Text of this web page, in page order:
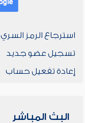
استرجاع الرمز السري
تسجيل عضو جديد
إعادة تفعيل حساب
البث المباشر